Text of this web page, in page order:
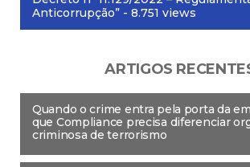
Anticorrupção” - 8.751 views
ARTIGOS
Quando o crime entra pela porta da
que Compliance precisa diferenciar
criminosa de terrorismo